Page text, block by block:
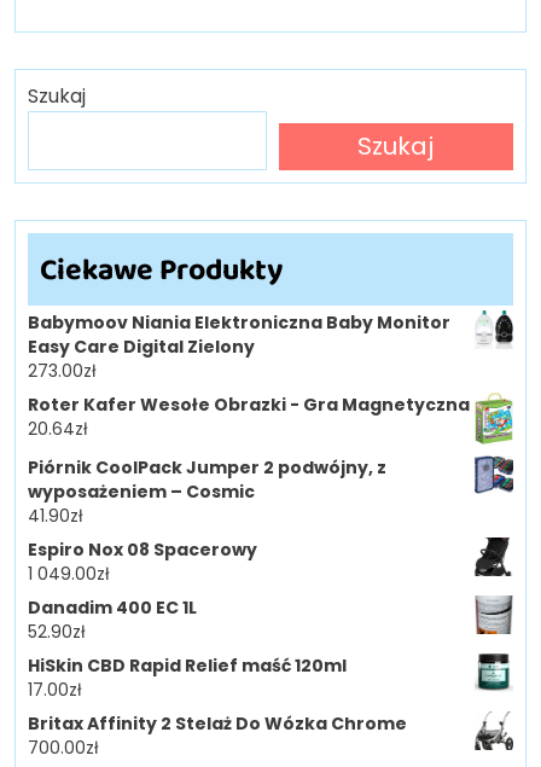
Szukaj
Szukaj
Ciekawe Produkty
Babymoov Niania Elektroniczna Baby Monitor
Easy Care Digital Zielony
273.00zł
Roter Kafer Wesołe Obrazki - Gra Magnetyczna
20.64zł
Piórnik CoolPack Jumper 2 podwójny, z
wyposażeniem – Cosmic
41.90zł
Espiro Nox 08 Spacerowy
1 049.00zł
Danadim 400 EC 1L
52.90zł
HiSkin CBD Rapid Relief maść 120ml
17.00zł
Britax Affinity 2 Stelaż Do Wózka Chrome
700.00zł